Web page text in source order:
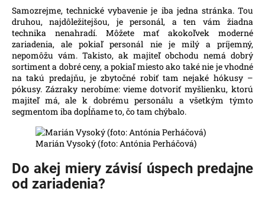
Samozrejme, technické vybavenie je iba jedna stránka. Tou
druhou, najdôležitejšou, je personál, a ten vám žiadna
technika nenahradí. Môžete mať akokoľvek moderné
zariadenia, ale pokiaľ personál nie je milý a príjemný,
nepomôžu vám. Takisto, ak majiteľ obchodu nemá dobrý
sortiment a dobré ceny, a pokiaľ miesto ako také nie je vhodné
na takú predajňu, je zbytočné robiť tam nejaké hókusy –
pókusy. Zázraky nerobíme: vieme dotvoriť myšlienku, ktorú
majiteľ má, ale k dobrému personálu a všetkým týmto
segmentom iba dopĺňame to, čo tam chýbalo.
Marián Vysoký (foto: Antónia Perháčová)
Do akej miery závisí úspech predajne
od zariadenia?